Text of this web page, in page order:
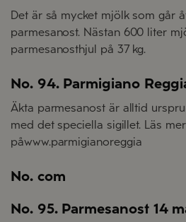
Det är så mycket mjölk som går
parmesanost. Nästan 600 liter
parmesanosthjul på 37 kg.
No. 94. Parmigiano
Äkta parmesanost är alltid
med det speciella sigillet. Läs mer
påwww.parmigianoreggia
No. com
No. 95. Parmesanost 14